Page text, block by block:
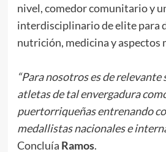
nivel, comedor comunitario y
interdisciplinario de elite para
nutrición, medicina y aspectos
“Para nosotros es de
atletas de tal envergadura
puertorriqueñas entrenando
medallistas nacionales e
Concluía Ramos.